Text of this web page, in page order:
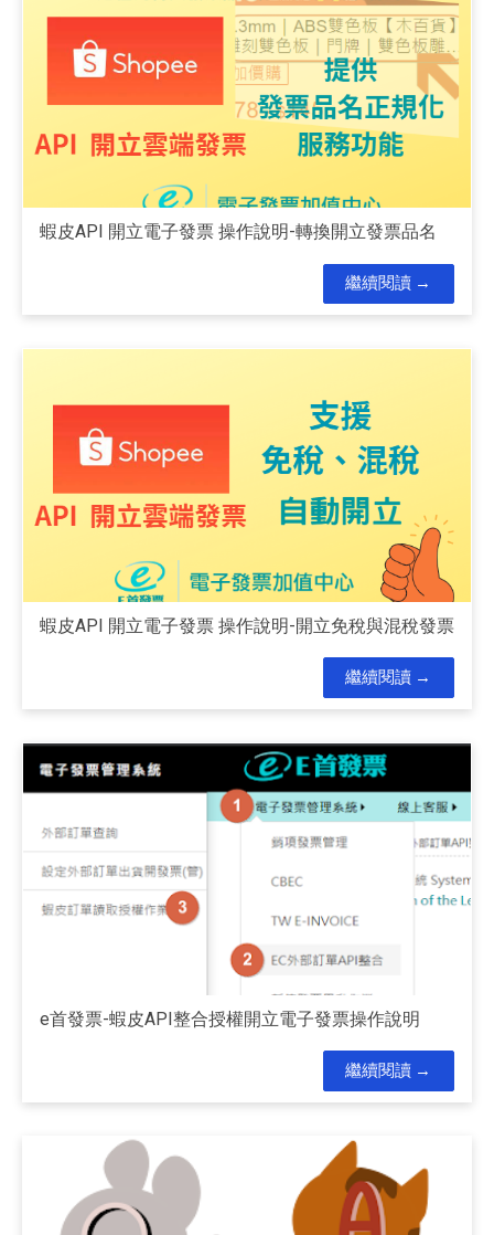
蝦皮API 開立電子發票 操作說明-轉換開立發票品名
繼續閱讀
蝦皮API 開立電子發票 操作說明-開立免稅與混稅發票
繼續閱讀
e首發票-蝦皮API整合授權開立電子發票操作說明
繼續閱讀